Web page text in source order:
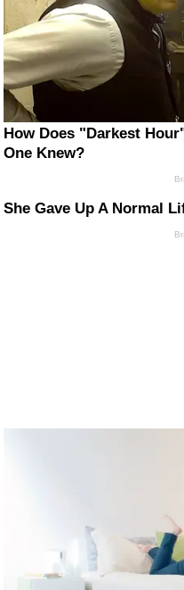
How Does "Darkest
One Knew?
She Gave Up A Normal